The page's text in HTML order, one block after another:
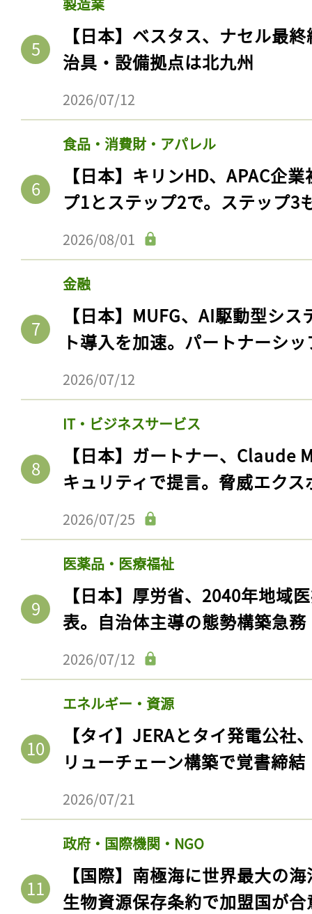
【日本】ベスタス、ナセル最
治具・設備拠点は北九州
2026/07/12
食品・消費財・アパレル
【日本】キリンHD、APAC企
プ1とステップ2で。ステップ3
2026/08/01
金融
【日本】MUFG、AI駆動型シ
ト導入を加速。パートナーシ
2026/07/12
IT・ビジネスサービス
【日本】ガートナー、Claude
キュリティで提言。脅威エク
2026/07/25
医薬品・医療福祉
【日本】厚労省、2040年地域
表。自治体主導の態勢構築急務
2026/07/12
エネルギー・資源
【タイ】JERAとタイ発電公社
リューチェーン構築で覚書締結
2026/07/21
政府・国際機関・NGO
【国際】南極海に世界最大の
生物資源保存条約で加盟国が合
記事をお気に入りに
ログインが必